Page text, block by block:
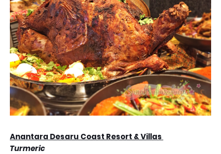
Anantara Desaru Coast Resort & Villas
Turmeric